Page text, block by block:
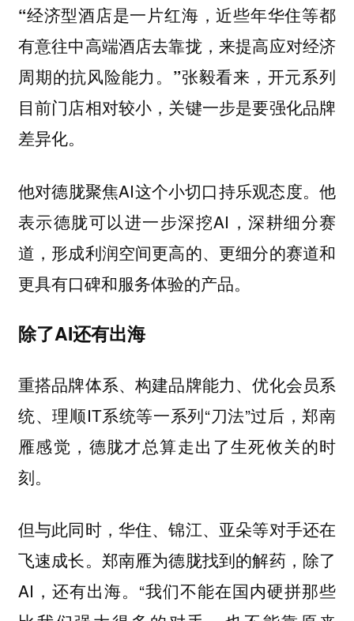
“经济型酒店是一片红海，近些年华住等都
有意往中高端酒店去靠拢，来提高应对经济
周期的抗风险能力。”张毅看来，开元系列
目前门店相对较小，关键一步是要强化品牌
差异化。
他对德胧聚焦AI这个小切口持乐观态度。他
表示德胧可以进一步深挖AI，深耕细分赛
道，形成利润空间更高的、更细分的赛道和
更具有口碑和服务体验的产品。
除了AI还有出海
重搭品牌体系、构建品牌能力、优化会员系
统、理顺IT系统等一系列“刀法”过后，郑南
雁感觉，德胧才总算走出了生死攸关的时
刻。
但与此同时，华住、锦江、亚朵等对手还在
飞速成长。郑南雁为德胧找到的解药，除了
AI，还有出海。“我们不能在国内硬拼那些